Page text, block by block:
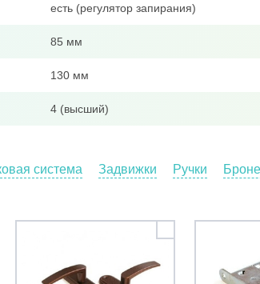
есть (регулятор запирания)
85 мм
130 мм
4 (высший)
система Задвижки Ручки